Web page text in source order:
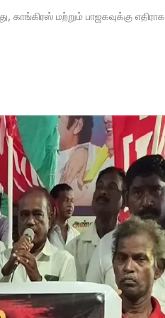
மற்றும் பாஜகவுக்கு எதிராக